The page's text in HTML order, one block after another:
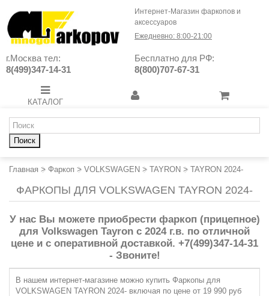
Интернет-Магазин фаркопов и
аксессуаров
Ежедневно: 8:00-21:00
г.Москва тел:
8(499)347-14-31
Бесплатно для РФ:
8(800)707-67-31
КАТАЛОГ
Поиск
Главная > Фаркоп > VOLKSWAGEN > TAYRON > TAYRON 2024-
ФАРКОПЫ ДЛЯ VOLKSWAGEN TAYRON 2024-
У нас Вы можете приобрести фаркоп (прицепное)
для Volkswagen Tayron с 2024 г.в. по отличной
цене и с оперативной доставкой. +7(499)347-14-31
- Звоните!
В нашем интернет-магазине можно купить Фаркопы для
VOLKSWAGEN TAYRON 2024- включая по цене от 19 990 руб